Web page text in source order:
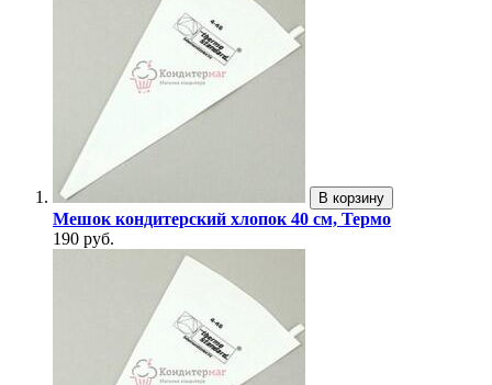
В корзину
Мешок кондитерский хлопок 40 см, Термо
190 руб.